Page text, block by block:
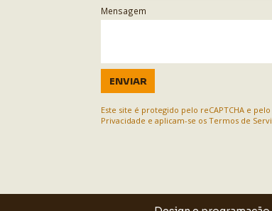
Mensagem
ENVIAR
Este site é protegido pelo reCAPTCHA e
Privacidade e aplicam-se os Termos de